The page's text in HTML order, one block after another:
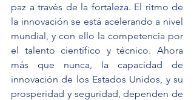
paz a través de la fortaleza. El ritmo de
la innovación se está acelerando a nivel
mundial, y con ello la competencia por
el talento científico y técnico. Ahora
más que nunca, la capacidad de
innovación de los Estados Unidos, y su
prosperidad y seguridad, dependen de